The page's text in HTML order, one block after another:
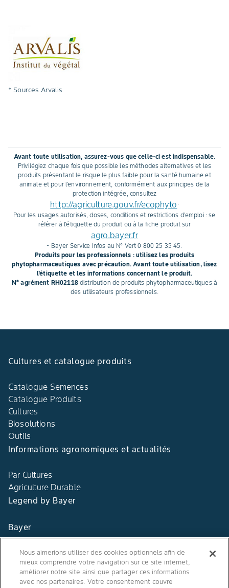
* Sources Arvalis
Avant toute utilisation, assurez-vous que celle-ci est indispensable.
Privilégiez chaque fois que possible les méthodes alternatives et les
produits présentant le risque le plus faible pour la santé humaine et
animale et pour l'environnement, conformément aux principes de la
protection intégrée, consultez
http://agriculture.gouv.fr/ecophyto .
Pour les usages autorisés, doses, conditions et restrictions d'emploi : se
référer à l'étiquette du produit ou à la fiche produit sur
agro.bayer.fr
- Bayer Service Infos au N° Vert 0 800 25 35 45.
Produits pour les professionnels : utilisez les produits
phytopharmaceutiques avec précaution. Avant toute utilisation, lisez
l'étiquette et les informations concernant le produit.
N° agrément RH02118distribution de produits phytopharmaceutiques à
des utilisateurs professionnels.
Cultures et catalogue produits
Catalogue Semences
Catalogue Produits
Cultures
Biosolutions
Outils
Informations agronomiques et actualités
Par Cultures
Agriculture Durable
Legend by Bayer
Bayer
Contact
Qui sommes nous ?
Nous aimerions utiliser des cookies optionnels afin de
mieux comprendre votre navigation sur ce site internet,
améliorer notre site ainsi que partager ces informations
avec nos partenaires. Votre consentement couvre